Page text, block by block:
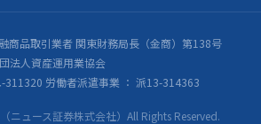
商品取引業者 関東財務局長（金商）第138号
法人資産運用業協会
311320 労働者派遣事業 ： 派13-314363
ニュース証券株式会社）All Rights Reserved.